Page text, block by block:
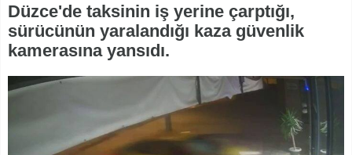
Düzce'de taksinin iş yerine çarptığı,
sürücünün yaralandığı kaza güvenlik
kamerasına yansıdı.